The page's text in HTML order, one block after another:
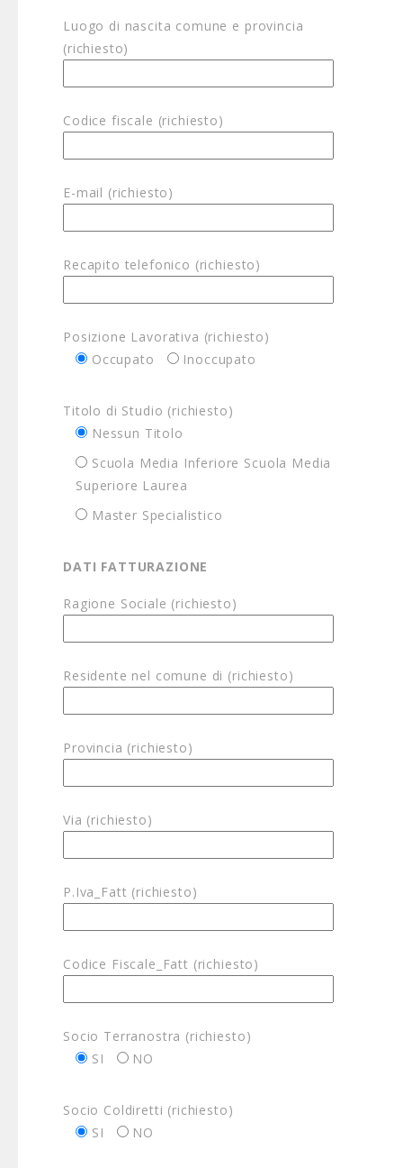
Luogo di nascita comune e provincia
(richiesto)
Codice fiscale (richiesto)
E-mail (richiesto)
Recapito telefonico (richiesto)
Posizione Lavorativa (richiesto)
Occupato
Inoccupato
Titolo di Studio (richiesto)
Nessun Titolo
Scuola Media Inferiore Scuola Media
Superiore Laurea
Master Specialistico
DATI FATTURAZIONE
Ragione Sociale (richiesto)
Residente nel comune di (richiesto)
Provincia (richiesto)
Via (richiesto)
P.Iva_Fatt (richiesto)
Codice Fiscale_Fatt (richiesto)
Socio Terranostra (richiesto)
SI
NO
Socio Coldiretti (richiesto)
SI
NO